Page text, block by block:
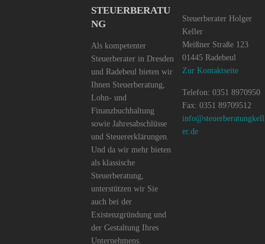
STEUERBERATU
NG
Als kompetenter
Steuerberater in Dresden
und Radebeul bieten wir
Ihnen Steuerberatung,
Lohn- und
Finanzbuchhaltung
sowie Jahresabschlüsse
und Steuererklärungen.
Und da wir mehr bieten
als klassische
Steuerberatung,
unterstützen wir Sie
auch bei der
Existenzgründung und
der Gestaltung Ihres
Unternehmens.
Steuerberater Holger
Keller
Meißner Straße 123
01445 Radebeul
Zur Kontaktseite
Telefon: 0351 8970950
Fax: 0351 89709512
info@steuerberatungkell
er.de